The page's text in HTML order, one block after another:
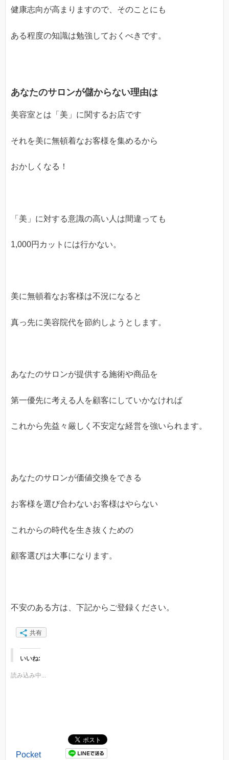
健康志向が高まりますので、そのことにも
ある程度の知識は勉強しておくべきです。
あなたのサロンが儲からない理由は
美容室とは「美」に関するお店です
それを美に無頓着なお客様を集めるから
おかしくなる！
「美」に対する意識の高い人は間違っても
1,000円カットには行かない。
美に無頓着なお客様は不況になると
真っ先に美容院代を節約しようとします。
あなたのサロンが提供する施術や商品を
第一優先に考える人を顧客にしていかなければ
これから先益々厳しく不安定な経営を強いられます。
あなたのサロンが価値交換をできる
お客様を選び合わないお客様はやらない
これからの時代を生き抜くための
顧客選びは大事になります。
不安のある方は、下記からご登録ください。
共有
いいね:
読み込み中...
Pocket